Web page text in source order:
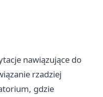
nawiązujące do
rzadziej
gdzie